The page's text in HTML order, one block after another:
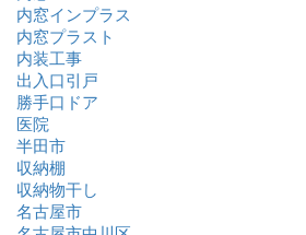
内窓インプラス
内窓プラスト
内装工事
出入口引戸
勝手口ドア
医院
半田市
収納棚
収納物干し
名古屋市